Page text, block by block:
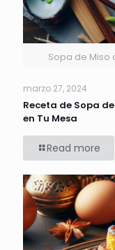
Sopa de Miso
marzo 27, 2024
Receta de Sopa
en Tu Mesa
Read more